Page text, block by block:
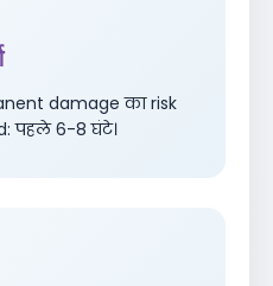
damage का risk
पहले 6-8 घंटे।